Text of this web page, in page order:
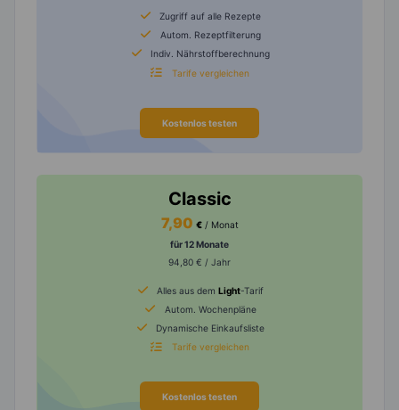
Zugriff auf alle Rezepte
Autom. Rezeptfilterung
Indiv. Nährstoffberechnung
Tarife vergleichen
Kostenlos testen
Classic
7,90 € / Monat
für 12 Monate
94,80 € / Jahr
Alles aus dem Light-Tarif
Autom. Wochenpläne
Dynamische Einkaufsliste
Tarife vergleichen
Kostenlos testen